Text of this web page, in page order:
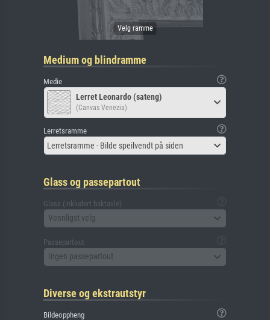
Medium og blindramme
Medie
Lerret Leonardo (sateng)
(Canvas Venezia)
Lerretsramme
Lerretsramme - Bilde speilvendt på siden
Glass og passepartout
Glass (inkludert baktavle)
Vennligst velg
Passepartout
Ingen passepartout
Diverse og ekstrautstyr
Bildeoppheng